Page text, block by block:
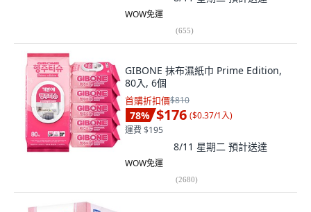
WOW免運
(655)
GIBONE 抹布濕紙巾 Prime Edition,
80入, 6個
首購折扣價$810
78% $176 ($0.37/1入)
運費 $195
8/11 星期二 預計送達
WOW免運
(2680)